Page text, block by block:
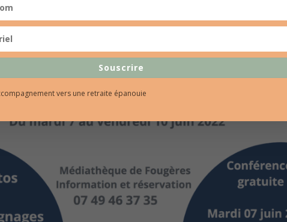
Souscrire
vers une retraite épanouie